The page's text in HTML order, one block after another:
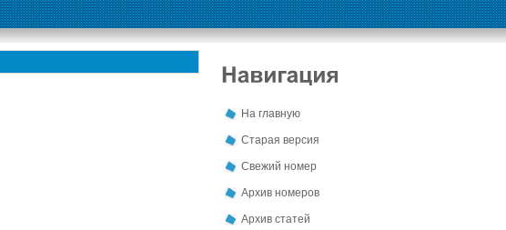
На главную
Старая версия
Свежий номер
Архив номеров
Архив статей